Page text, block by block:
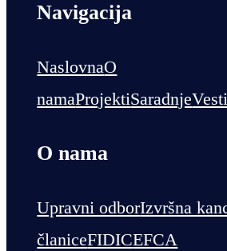
Navigacija
NaslovnaO
namaProjektiSaradnje
O nama
Upravni odborIzvršna
članiceFIDICEFCA